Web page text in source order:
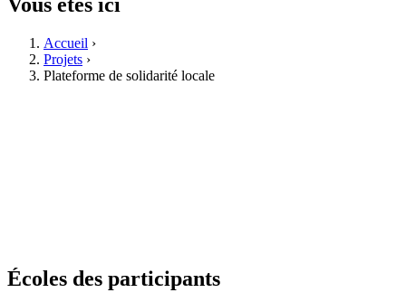
Accueil ›
Projets ›
Plateforme de solidarité locale
Écoles des participants